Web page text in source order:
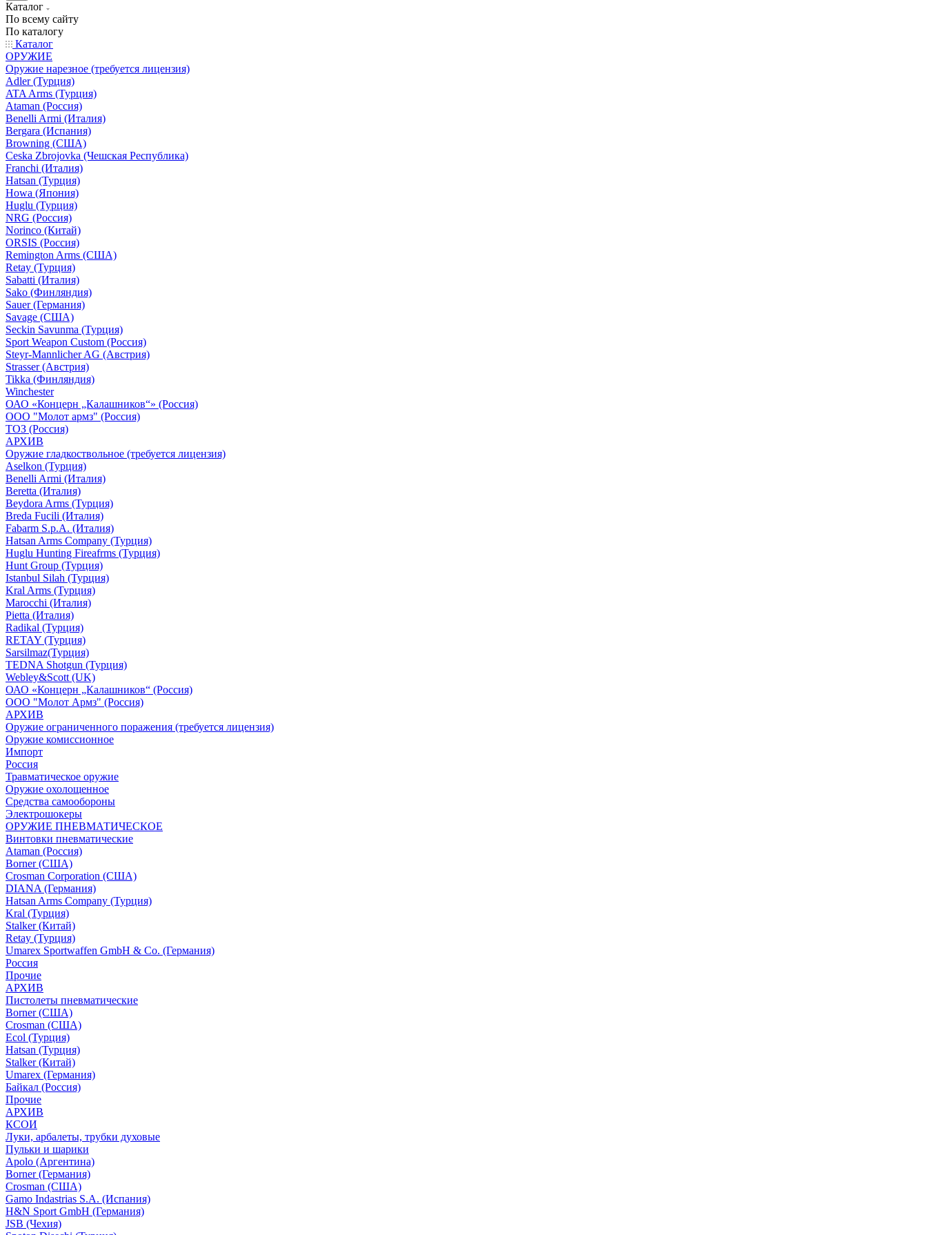
Каталог
По всему сайту
По каталогу
Каталог
ОРУЖИЕ
Оружие нарезное (требуется лицензия)
Adler (Турция)
ATA Arms (Турция)
Ataman (Россия)
Benelli Armi (Италия)
Bergara (Испания)
Browning (США)
Ceska Zbrojovka (Чешская Республика)
Franchi (Италия)
Hatsan (Турция)
Howa (Япония)
Huglu (Турция)
NRG (Россия)
Norinco (Китай)
ORSIS (Россия)
Remington Arms (США)
Retay (Турция)
Sabatti (Италия)
Sako (Финляндия)
Sauer (Германия)
Savage (США)
Seckin Savunma (Турция)
Sport Weapon Custom (Россия)
Steyr-Mannlicher AG (Австрия)
Strasser (Австрия)
Tikka (Финляндия)
Winchester
ОАО «Концерн „Калашников“» (Россия)
ООО "Молот армз" (Россия)
ТОЗ (Россия)
АРХИВ
Оружие гладкоствольное (требуется лицензия)
Aselkon (Турция)
Benelli Armi (Италия)
Beretta (Италия)
Beydora Arms (Турция)
Breda Fucili (Италия)
Fabarm S.p.A. (Италия)
Hatsan Arms Company (Турция)
Huglu Hunting Fireafrms (Турция)
Hunt Group (Турция)
Istanbul Silah (Турция)
Kral Arms (Турция)
Marocchi (Италия)
Pietta (Италия)
Radikal (Турция)
RETAY (Турция)
Sarsilmaz(Турция)
TEDNA Shotgun (Турция)
Webley&Scott (UK)
ОАО «Концерн „Калашников“ (Россия)
ООО "Молот Армз" (Россия)
АРХИВ
Оружие ограниченного поражения (требуется лицензия)
Оружие комиссионное
Импорт
Россия
Травматическое оружие
Оружие охолощенное
Средства самообороны
Электрошокеры
ОРУЖИЕ ПНЕВМАТИЧЕСКОЕ
Винтовки пневматические
Ataman (Россия)
Borner (США)
Crosman Corporation (США)
DIANA (Германия)
Hatsan Arms Company (Турция)
Kral (Турция)
Stalker (Китай)
Retay (Турция)
Umarex Sportwaffen GmbH & Co. (Германия)
Россия
Прочие
АРХИВ
Пистолеты пневматические
Borner (США)
Crosman (США)
Ecol (Турция)
Hatsan (Турция)
Stalker (Китай)
Umarex (Германия)
Байкал (Россия)
Прочие
АРХИВ
КСОИ
Луки, арбалеты, трубки духовые
Пульки и шарики
Apolo (Аргентина)
Borner (Германия)
Crosman (США)
Gamo Indastrias S.A. (Испания)
H&N Sport GmbH (Германия)
JSB (Чехия)